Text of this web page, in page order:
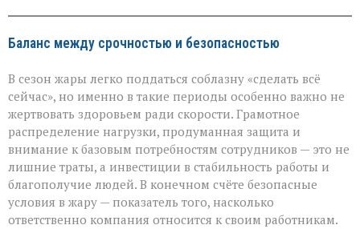
Баланс между срочностью и безопасностью
В сезон жары легко поддаться соблазну «сделать всё
сейчас», но именно в такие периоды особенно важно не
жертвовать здоровьем ради скорости. Грамотное
распределение нагрузки, продуманная защита и
внимание к базовым потребностям сотрудников — это не
лишние траты, а инвестиции в стабильность работы и
благополучие людей. В конечном счёте безопасные
условия в жару — показатель того, насколько
ответственно компания относится к своим работникам.